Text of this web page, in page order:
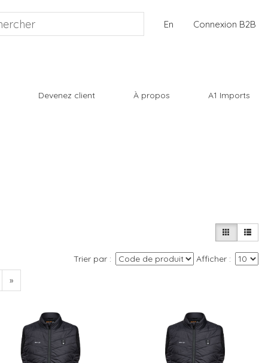
En Connexion B2B
Devenez client À propos A1 Imports
Trier par Afficher
»